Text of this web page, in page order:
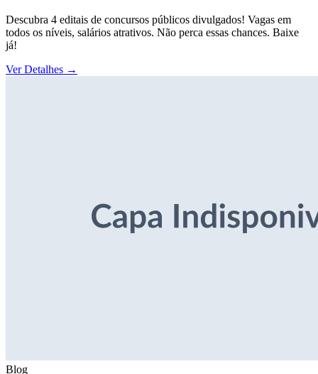
Descubra 4 editais de concursos públicos divulgados! Vagas em
todos os níveis, salários atrativos. Não perca essas chances. Baixe
já!
Ver Detalhes →
Blog